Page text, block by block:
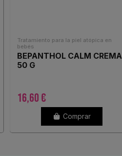
Tratamiento para la piel atópica en
bebés
BEPANTHOL CALM CREMA
50 G
16,60 €
Comprar